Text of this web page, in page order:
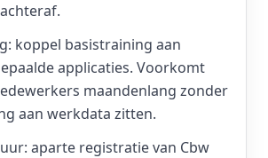
koppel basistraining aan
applicaties. Voorkomt
maandenlang zonder
aan werkdata zitten.
aparte registratie van Cbw